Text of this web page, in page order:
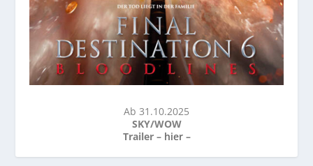
Ab 31.10.2025
SKY/WOW
Trailer – hier –